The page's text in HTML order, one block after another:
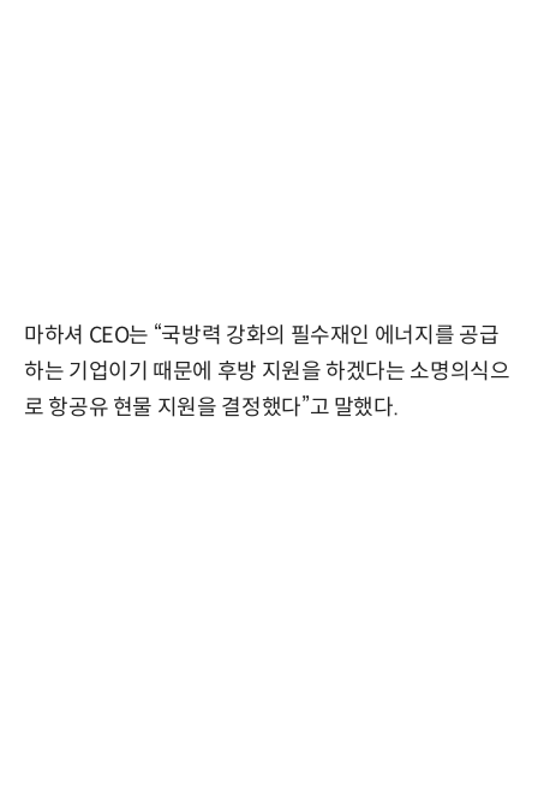
마하셔 CEO는 “국방력 강화의 필수재인 에너지를 공급
하는 기업이기 때문에 후방 지원을 하겠다는 소명의식으
로 항공유 현물 지원을 결정했다”고 말했다.